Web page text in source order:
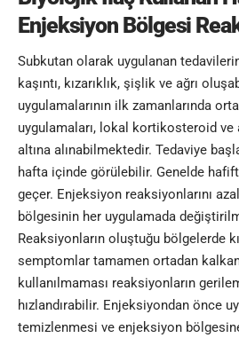
Enjeksiyon Bölgesi
Subkutan olarak uygulanan
kaşıntı, kızarıklık, şişlik ve ağrı
uygulamalarının ilk zamanlarında
uygulamaları, lokal kortikosteroid ve
altına alınabilmektedir. Tedaviye
hafta içinde görülebilir. Genelde
geçer. Enjeksiyon reaksiyonlarını
bölgesinin her uygulamada
Reaksiyonların oluştuğu bölgelerde
semptomlar tamamen ortadan
kullanılmaması reaksiyonların
hızlandırabilir. Enjeksiyondan önce
temizlenmesi ve enjeksiyon